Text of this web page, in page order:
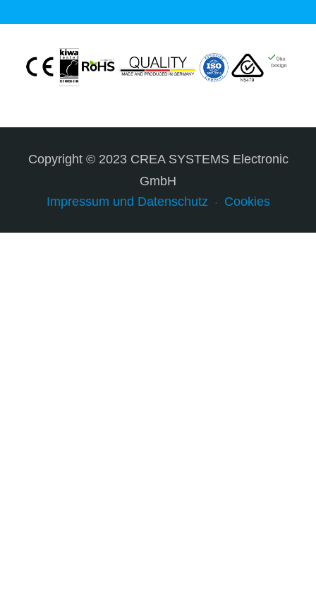
Copyright © 2023 CREA SYSTEMS Electronic
GmbH
Impressum und Datenschutz
Cookies